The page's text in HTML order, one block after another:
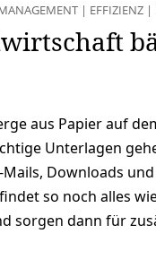
| EFFIZIENZ|
aus Papier auf
Unterlagen
Downloads
so noch alles
sorgen dann für